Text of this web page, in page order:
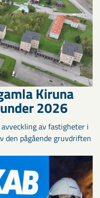
Kiruna
2026
av fastigheter i
den pågående gruvdriften